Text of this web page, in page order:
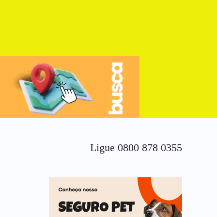
Ligue 0800 878 0355